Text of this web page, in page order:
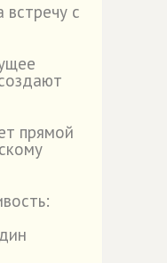
встречу с
прямой